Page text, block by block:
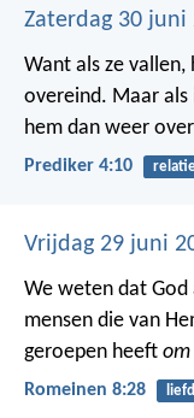
Zaterdag 30 juni
Want als ze
overeind. Maar
hem dan weer
Prediker 4:10
Vrijdag 29 juni
We weten dat God
mensen die van
geroepen heeft
Romeinen 8:28